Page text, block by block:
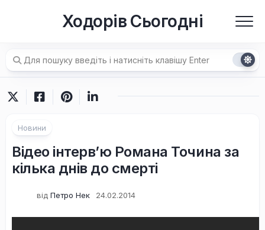
Ходорів Сьогодні
Новини
Відео інтерв’ю Романа Точина за
кілька днів до смерті
від Петро Нек 24.02.2014